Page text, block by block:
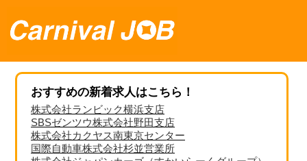
おすすめの新着求人はこちら！
株式会社ランビック横浜支店
SBSゼンツウ株式会社野田支店
株式会社カクヤス南東京センター
国際自動車株式会社杉並営業所